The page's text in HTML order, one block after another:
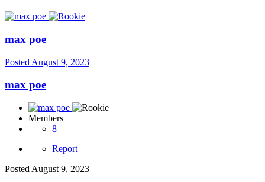
max poe
Posted August 9, 2023
max poe
Members
8
Report
Posted August 9, 2023